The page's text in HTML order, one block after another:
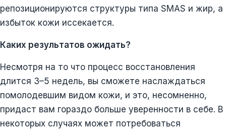
репозиционируются структуры типа SMAS и жир, а
избыток кожи иссекается.
Каких результатов ожидать?
Несмотря на то что процесс восстановления
длится 3–5 недель, вы сможете наслаждаться
помолодевшим видом кожи, и это, несомненно,
придаст вам гораздо больше уверенности в себе. В
некоторых случаях может потребоваться